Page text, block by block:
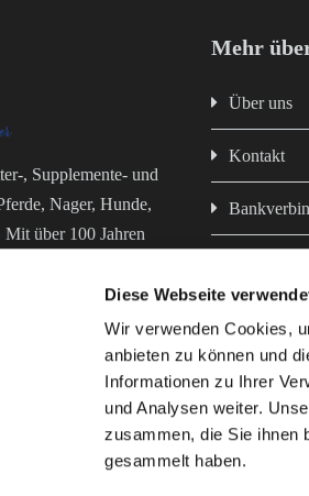
Diese Webseite
Wir verwenden Cookies,
anbieten zu können und
Informationen zu Ihrer
und Analysen weiter.
zusammen, die Sie ihnen
gesammelt haben.
, Supplemente- und
Nager, Hunde,
über 100 Jahren
kompetenten Händen!
Mehr
Über uns
Kontakt
AGB
Pferdefutter Kontaktieren